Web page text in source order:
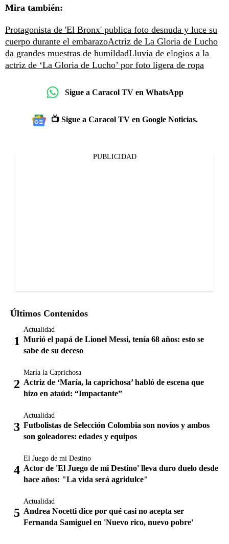
Mira también:
Protagonista de 'El Bronx' publica foto desnuda y luce su
cuerpo durante el embarazoActriz de La Gloria de Lucho
da grandes muestras de humildadLluvia de elogios a la
actriz de ‘La Gloria de Lucho’ por foto ligera de ropa
Sigue a Caracol TV en WhatsApp
📺 Sigue a Caracol TV en Google Noticias.
PUBLICIDAD
Últimos Contenidos
Actualidad
Murió el papá de Lionel Messi, tenía 68 años: esto se
sabe de su deceso
María la Caprichosa
Actriz de ‘María, la caprichosa’ habló de escena que
hizo en ataúd: “Impactante”
Actualidad
Futbolistas de Selección Colombia son novios y ambos
son goleadores: edades y equipos
El Juego de mi Destino
Actor de 'El Juego de mi Destino' lleva duro duelo desde
hace años: "La vida será agridulce"
Actualidad
Andrea Nocetti dice por qué casi no acepta ser
Fernanda Samiguel en 'Nuevo rico, nuevo pobre'